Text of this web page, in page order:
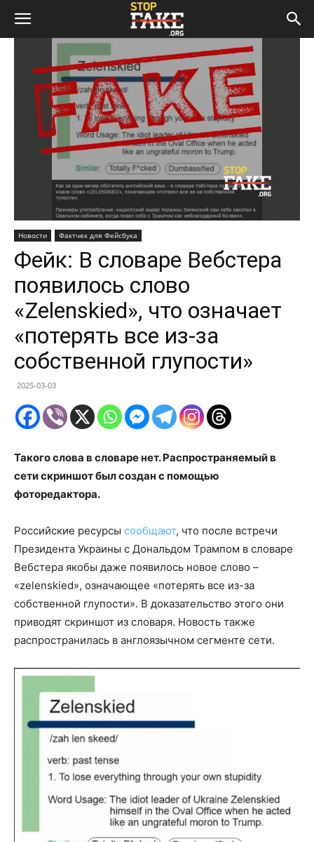
Новости Фактчек для Фейсбука
Фейк: В словаре Вебстера
появилось слово
«Zelenskied», что означает
«потерять все из-за
собственной глупости»
2025-03-03
Такого слова в словаре нет. Распространяемый в
сети скриншот был создан с помощью
фоторедактора.
Российские ресурсы сообщают, что после встречи
Президента Украины с Дональдом Трампом в словаре
Вебстера якобы даже появилось новое слово –
«zelenskied», означающее «потерять все из-за
собственной глупости». В доказательство этого они
приводят скриншот из словаря. Новость также
распространилась в англоязычном сегменте сети.